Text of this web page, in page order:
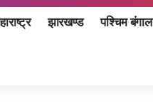
झारखण्ड पश्चिम बंगाल